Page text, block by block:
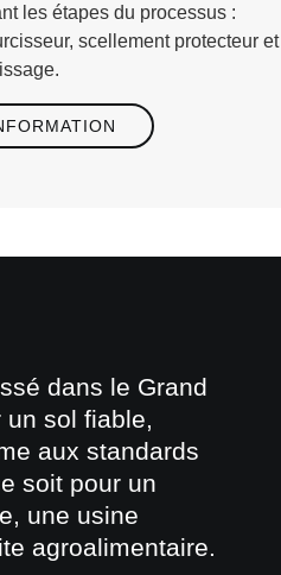
les étapes du processus :
scellement protecteur et
dans le Grand
un sol fiable,
aux standards
soit pour un
une usine
agroalimentaire.